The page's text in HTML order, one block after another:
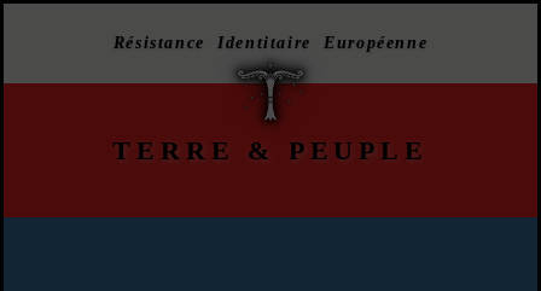
Résistance Identitaire Européenne
TERRE & PEUPLE